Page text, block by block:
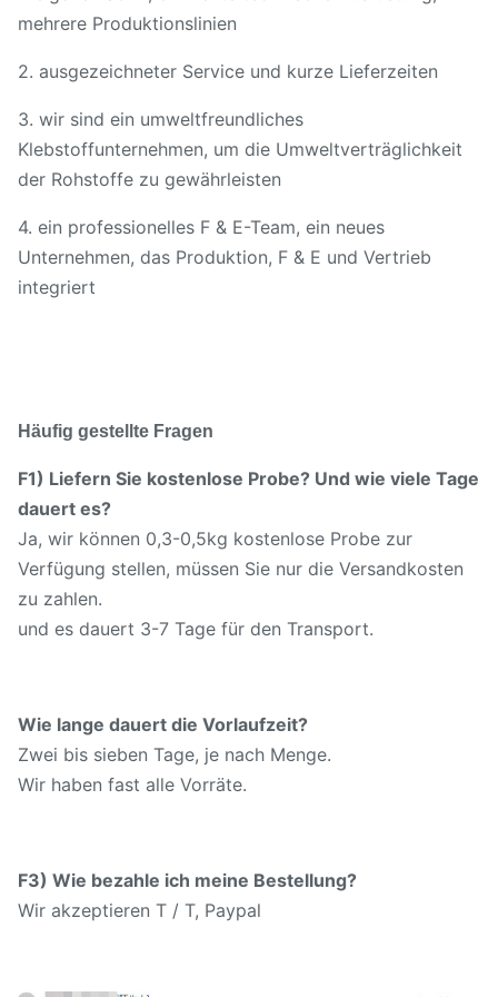
mehrere Produktionslinien
2. ausgezeichneter Service und kurze Lieferzeiten
3. wir sind ein umweltfreundliches
Klebstoffunternehmen, um die Umweltverträglichkeit
der Rohstoffe zu gewährleisten
4. ein professionelles F & E-Team, ein neues
Unternehmen, das Produktion, F & E und Vertrieb
integriert
Häufig gestellte Fragen
F1) Liefern Sie kostenlose Probe? Und wie viele Tage
dauert es?
Ja, wir können 0,3-0,5kg kostenlose Probe zur
Verfügung stellen, müssen Sie nur die Versandkosten
zu zahlen.
und es dauert 3-7 Tage für den Transport.
Wie lange dauert die Vorlaufzeit?
Zwei bis sieben Tage, je nach Menge.
Wir haben fast alle Vorräte.
F3) Wie bezahle ich meine Bestellung?
Wir akzeptieren T / T, Paypal